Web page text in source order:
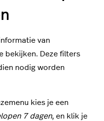
van
bekijken. Deze filters
nodig worden
kies je een
7 dagen, en klik je